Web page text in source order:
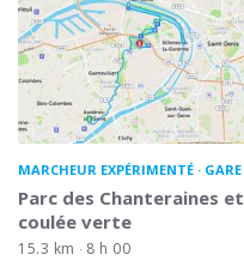
MARCHEUR EXPÉRIMENTÉ GARE À GARE
Parc des Chanteraines et
coulée verte
15.3 km 8 h 00